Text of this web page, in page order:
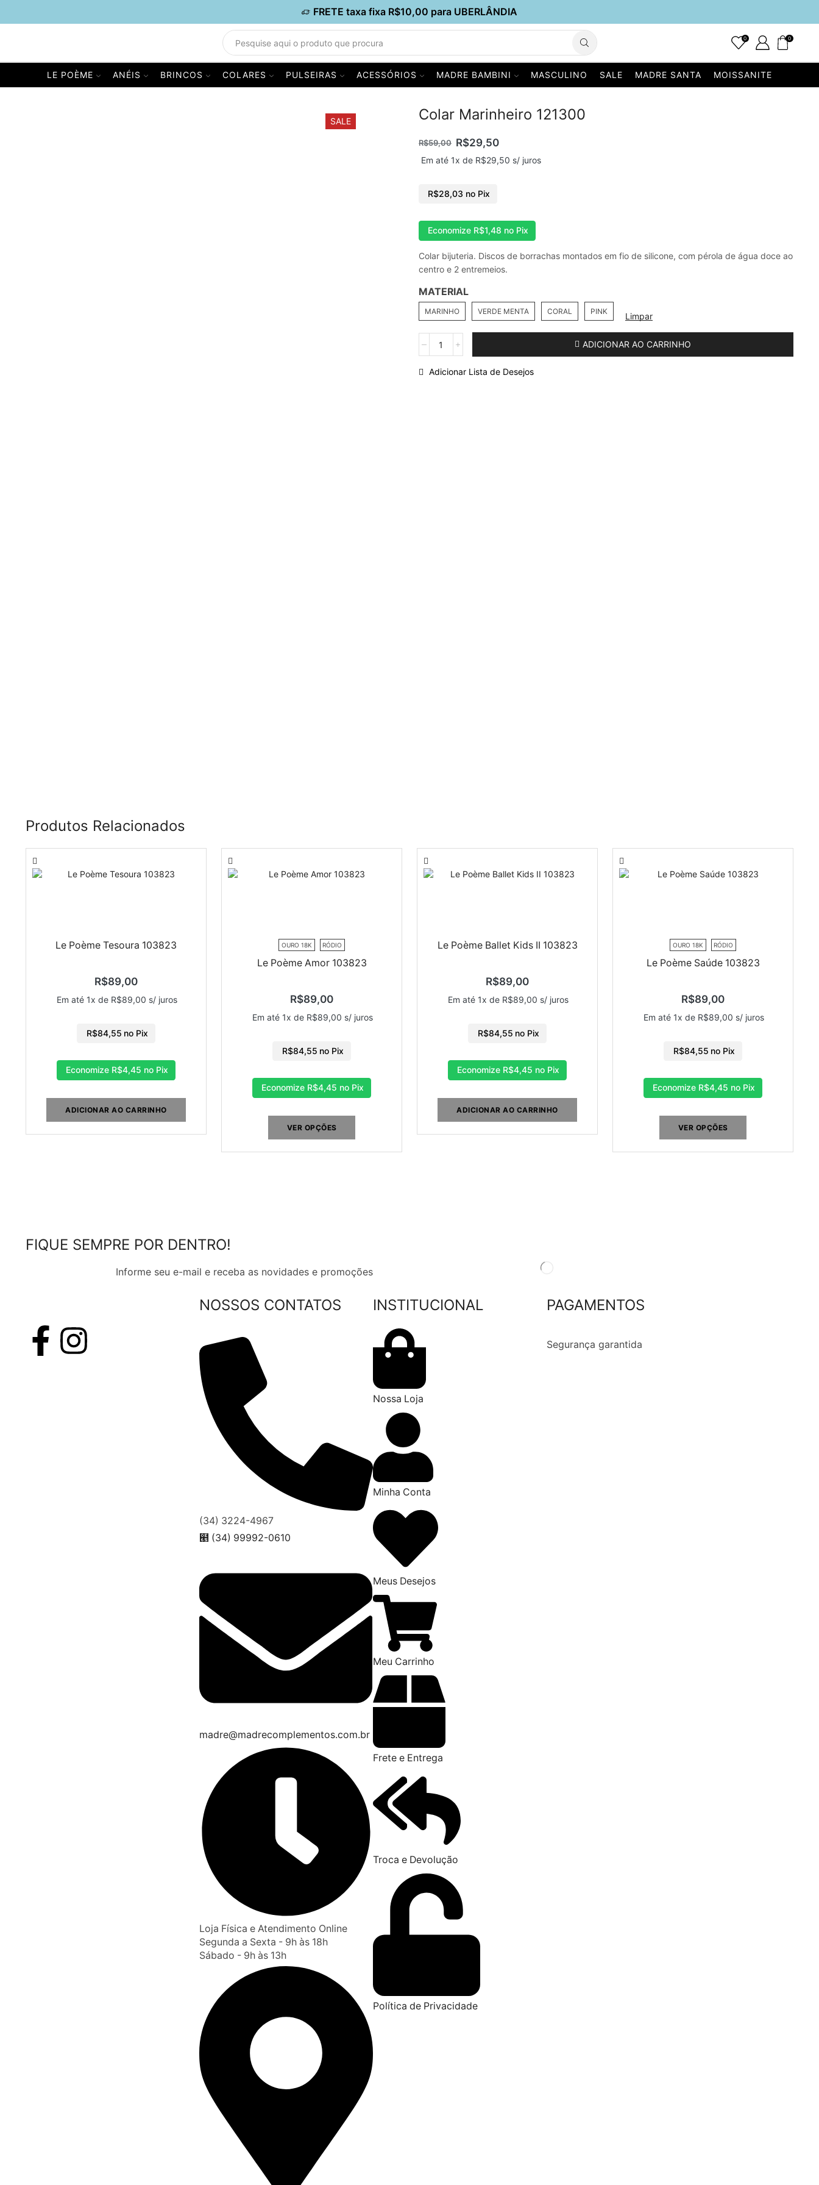
FRETE taxa fixa R$10,00 para UBERLÂNDIA
0 0
LE POÈME ANÉIS BRINCOS COLARES PULSEIRAS ACESSÓRIOS MADRE BAMBINI MASCULINO SALE MADRE SANTA MOISSANITE
SALE Colar Marinheiro 121300
R$59,00 R$29,50
Em até 1x de R$29,50 s/ juros
R$28,03 no Pix
Economize R$1,48 no Pix
Colar bijuteria. Discos de borrachas montados em fio de silicone, com pérola de água doce ao
centro e 2 entremeios.
MATERIAL
MARINHO VERDE MENTA CORAL PINK Limpar
ADICIONAR AO CARRINHO
Adicionar Lista de Desejos
Produtos Relacionados
Le Poème Tesoura 103823
R$89,00
Em até 1x de R$89,00 s/ juros
R$84,55 no Pix
Economize R$4,45 no Pix
ADICIONAR AO CARRINHO
OURO 18K RÓDIO
Le Poème Amor 103823
R$89,00
Em até 1x de R$89,00 s/ juros
R$84,55 no Pix
Economize R$4,45 no Pix
VER OPÇÕES
Le Poème Ballet Kids II 103823
R$89,00
Em até 1x de R$89,00 s/ juros
R$84,55 no Pix
Economize R$4,45 no Pix
ADICIONAR AO CARRINHO
OURO 18K RÓDIO
Le Poème Saúde 103823
R$89,00
Em até 1x de R$89,00 s/ juros
R$84,55 no Pix
Economize R$4,45 no Pix
VER OPÇÕES
FIQUE SEMPRE POR DENTRO!
Informe seu e-mail e receba as novidades e promoções
NOSSOS CONTATOS
(34) 3224-4967
(34) 99992-0610
madre@madrecomplementos.com.br
Loja Física e Atendimento Online
Segunda a Sexta - 9h às 18h
Sábado - 9h às 13h
INSTITUCIONAL
Nossa Loja
Minha Conta
Meus Desejos
Meu Carrinho
Frete e Entrega
Troca e Devolução
Política de Privacidade
PAGAMENTOS
Segurança garantida